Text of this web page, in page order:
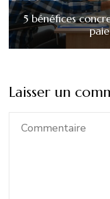
5 bénéfices
Laisser un